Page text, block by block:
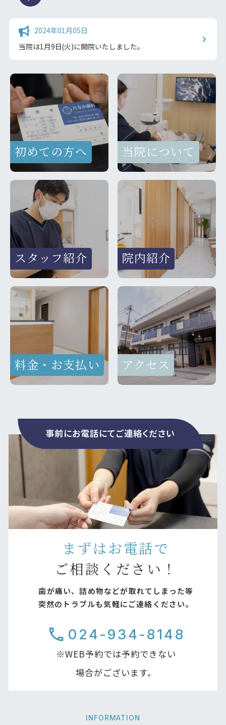
2024年01月05日
当院は1月9日(火)に開院いたしました。
初めての方へ 当院について
スタッフ紹介 院内紹介
料金・お支払い アクセス
事前にお電話にてご連絡ください
まずはお電話で
ご相談ください！
歯が痛い、詰め物などが取れてしまった等
突然のトラブルも気軽にご連絡ください。
024-934-8148
※WEB予約では予約できない
場合がございます。
INFORMATION